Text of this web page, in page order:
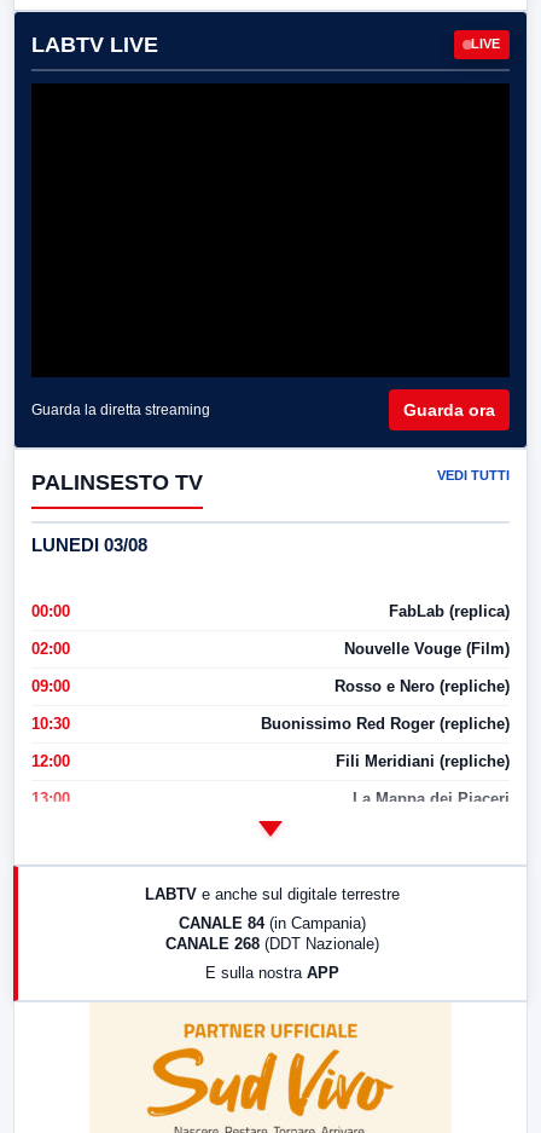
LABTV LIVE LIVE
Guarda la diretta streaming Guarda ora
PALINSESTO TV VEDI TUTTI
LUNEDI 03/08
00:00 FabLab (replica)
02:00 Nouvelle Vouge (Film)
09:00 Rosso e Nero (repliche)
10:30 Buonissimo Red Roger (repliche)
12:00 Fili Meridiani (repliche)
13:00 La Mappa dei Piaceri
17:00 LabNews (replica)
LABTV e anche sul digitale terrestre
CANALE 84 (in Campania)
CANALE 268 (DDT Nazionale)
E sulla nostra APP